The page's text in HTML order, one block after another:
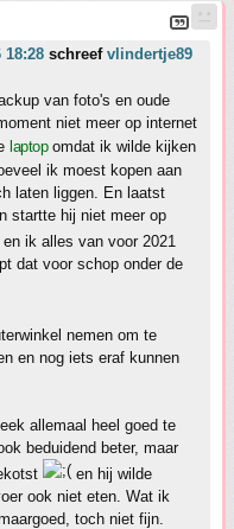
18:28 schreef vlindertje89
van foto's en oude
niet meer op internet
laptopomdat ik wilde kijken
ik moest kopen aan
laten liggen. En laatst
startte hij niet meer op
ik alles van voor 2021
dat voor schop onder de
nemen om te
en nog iets eraf kunnen
allemaal heel goed te
beduidend beter, maar
en hij wilde
ook niet eten. Wat ik
toch niet fijn.